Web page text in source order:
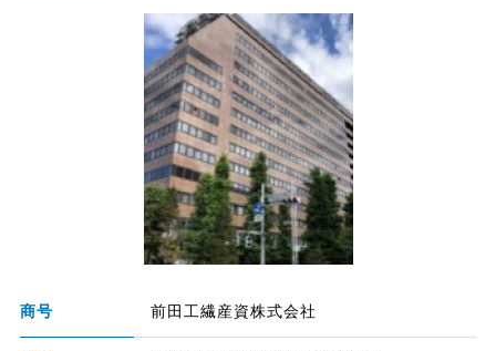
商号 前田工繊産資株式会社